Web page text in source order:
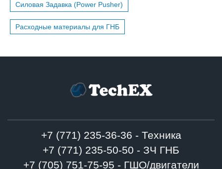
Силовая Задавка (Power Pusher)
Расходные материалы для ГНБ
+7 (771) 235-36-36 - Техника
+7 (771) 235-50-50 - ЗЧ ГНБ
+7 (705) 751-75-95 - ГШО/двигатели